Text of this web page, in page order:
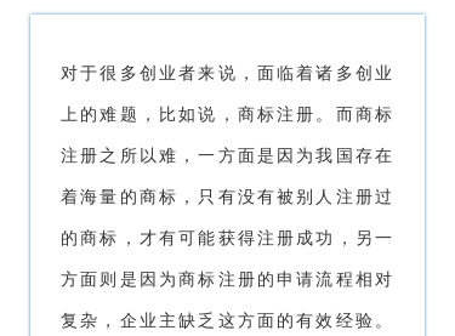
g
对于很多创业者来说，面临着诸多创业
上的难题，比如说， 商标注册。而商标
注册之所以难，一方面是因为我国存在
着海量的商标，只有没有被别人注册过
的商标，才有可能获得注册成功，另一
方面则是因为商标注册的申请流程相对
复杂，企业主缺乏这方面的有效经验。